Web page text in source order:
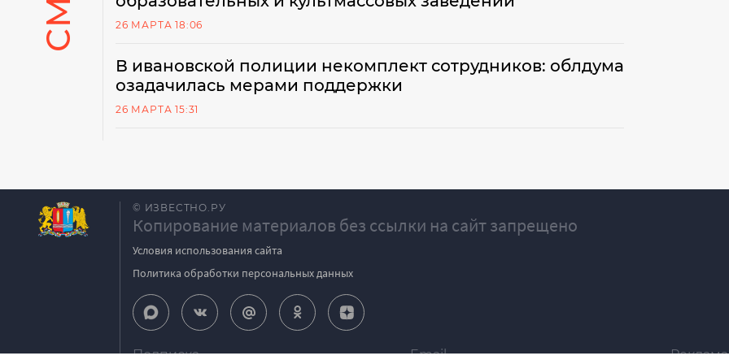
26 МАРТА 18:06
В ивановской полиции некомплект сотрудников: облдума
озадачилась мерами поддержки
26 МАРТА 15:31
© ИЗВЕСТНО.РУ
Копирование материалов без ссылки на сайт запрещено
Условия использования сайта
Политика обработки персональных данных
Подписка Email Реклама